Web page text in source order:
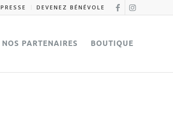
PRESSE DEVENEZ BÉNÉVOLE
NOS PARTENAIRES BOUTIQUE